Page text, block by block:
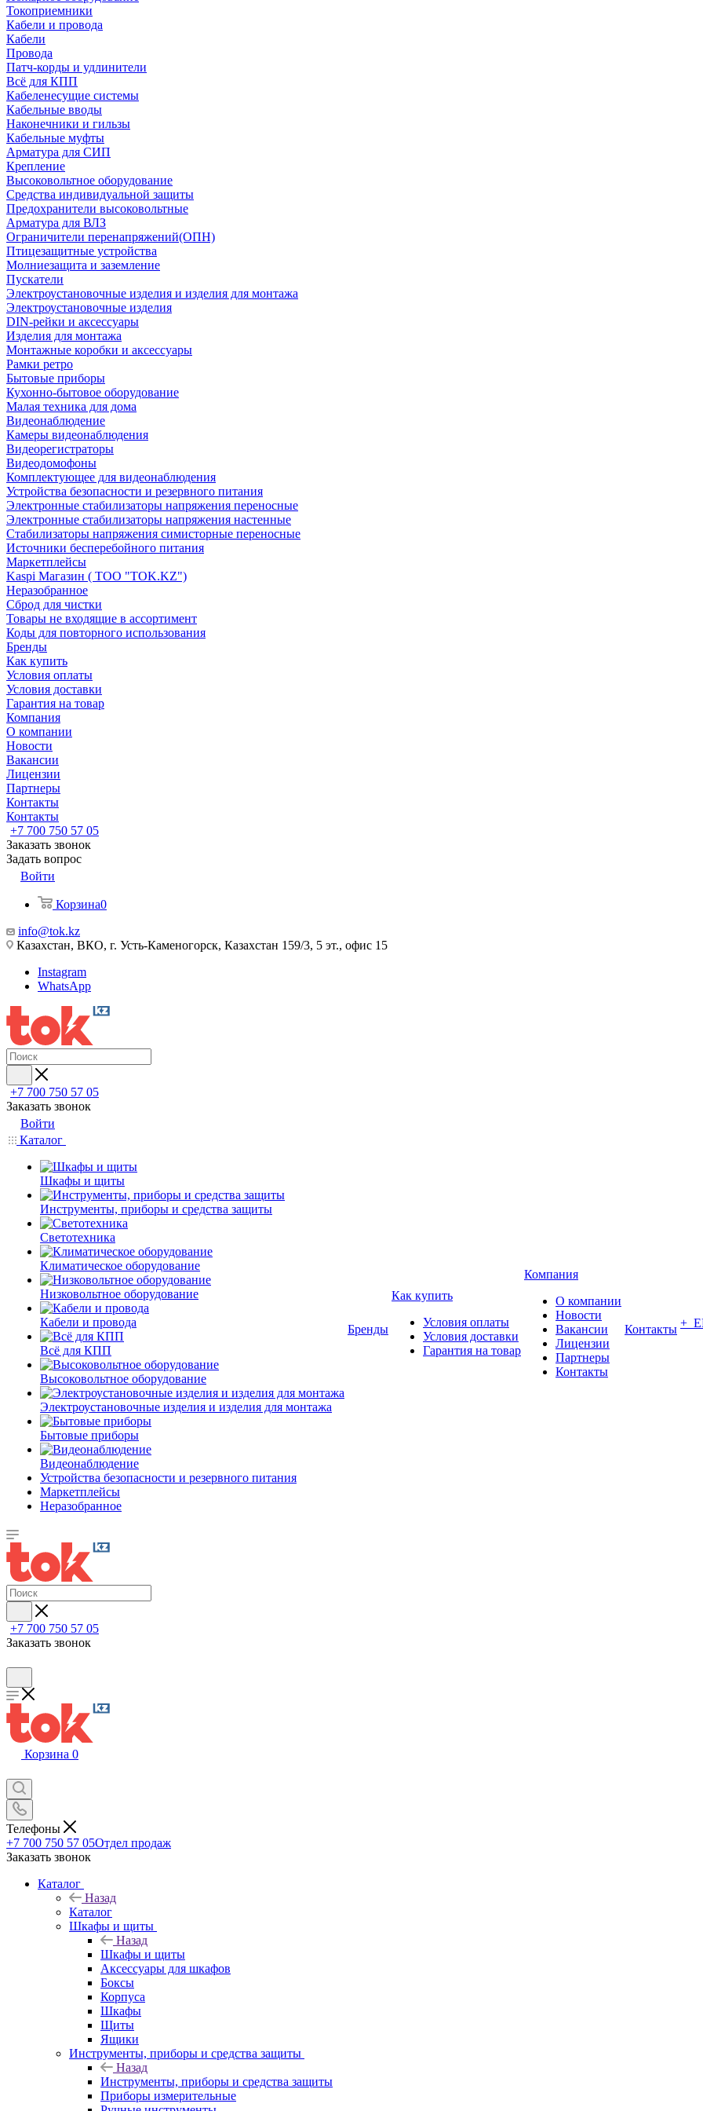
Токоприемники
Кабели и провода
Кабели
Провода
Патч-корды и удлинители
Всё для КПП
Кабеленесущие системы
Кабельные вводы
Наконечники и гильзы
Кабельные муфты
Арматура для СИП
Крепление
Высоковольтное оборудование
Средства индивидуальной защиты
Предохранители высоковольтные
Арматура для ВЛЗ
Ограничители перенапряжений(ОПН)
Птицезащитные устройства
Молниезащита и заземление
Пускатели
Электроустановочные изделия и изделия для монтажа
Электроустановочные изделия
DIN-рейки и аксессуары
Изделия для монтажа
Монтажные коробки и аксессуары
Рамки ретро
Бытовые приборы
Кухонно-бытовое оборудование
Малая техника для дома
Видеонаблюдение
Камеры видеонаблюдения
Видеорегистраторы
Видеодомофоны
Комплектующее для видеонаблюдения
Устройства безопасности и резервного питания
Электронные стабилизаторы напряжения переносные
Электронные стабилизаторы напряжения настенные
Стабилизаторы напряжения симисторные переносные
Источники бесперебойного питания
Маркетплейсы
Kaspi Магазин ( ТОО "TOK.KZ")
Неразобранное
Сброд для чистки
Товары не входящие в ассортимент
Коды для повторного использования
Бренды
Как купить
Условия оплаты
Условия доставки
Гарантия на товар
Компания
О компании
Новости
Вакансии
Лицензии
Партнеры
Контакты
Контакты
+7 700 750 57 05
Заказать звонок
Задать вопрос
Войти
Корзина0
info@tok.kz
Казахстан, ВКО, г. Усть-Каменогорск, Казахстан 159/3, 5 эт., офис 15
Instagram
WhatsApp
+7 700 750 57 05
Заказать звонок
Войти
Каталог
Шкафы и щиты
Инструменты, приборы и средства защиты
Светотехника
Климатическое оборудование
Низковольтное оборудование
Кабели и провода
Всё для КПП
Высоковольтное оборудование
Электроустановочные изделия и изделия для монтажа
Бытовые приборы
Видеонаблюдение
Устройства безопасности и резервного питания
Маркетплейсы
Неразобранное
Бренды
Как купить
Условия оплаты
Условия доставки
Гарантия на товар
Компания
О компании
Новости
Вакансии
Лицензии
Партнеры
Контакты
Контакты +
+7 700 750 57 05
Заказать звонок
Корзина 0
Телефоны
+7 700 750 57 05Отдел продаж
Заказать звонок
Каталог
Назад
Каталог
Шкафы и щиты
Назад
Шкафы и щиты
Аксессуары для шкафов
Боксы
Корпуса
Шкафы
Щиты
Ящики
Инструменты, приборы и средства защиты
Назад
Инструменты, приборы и средства защиты
Приборы измерительные